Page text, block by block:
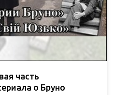
часть
о Бруно